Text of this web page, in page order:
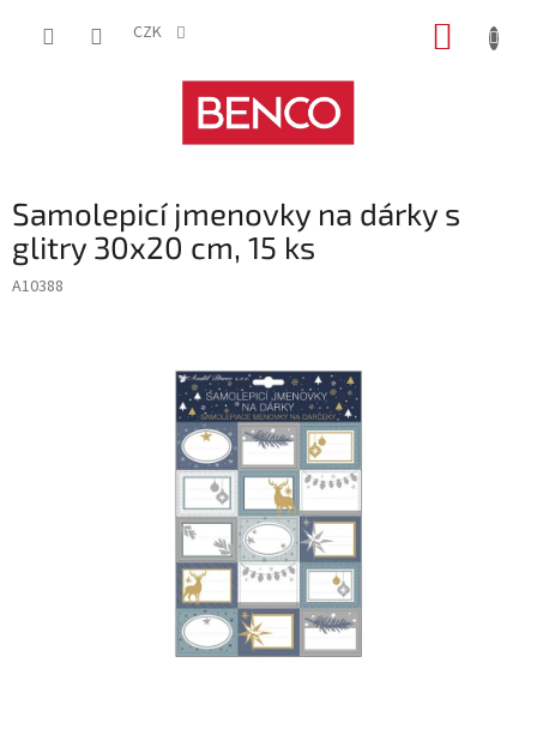
CZK
Samolepicí jmenovky na dárky s
glitry 30x20 cm, 15 ks
A10388